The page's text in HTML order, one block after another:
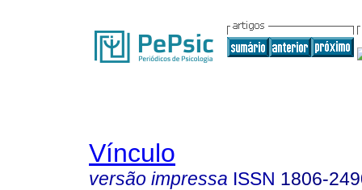
Vínculo
versão impressa ISSN 1806-